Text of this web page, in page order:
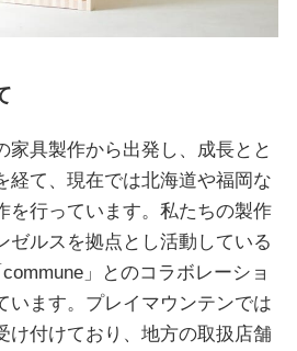
家具製作から出発し、成長とと
経て、現在では北海道や福岡な
を行っています。私たちの製作
ゼルスを拠点とし活動している
commune」とのコラボレーショ
います。プレイマウンテンでは
け付けており、地方の取扱店舗